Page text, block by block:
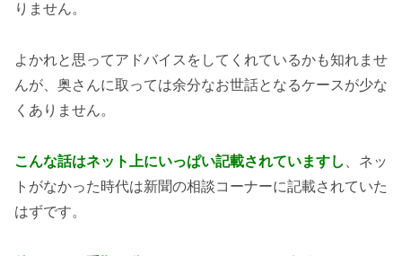
りません。
よかれと思ってアドバイスをしてくれているかも知れませ
んが、奥さんに取っては余分なお世話となるケースが少な
くありません。
こんな話はネット上にいっぱい記載されていますし
、ネッ
トがなかった時代は新聞の相談コーナーに記載されていた
はずです。